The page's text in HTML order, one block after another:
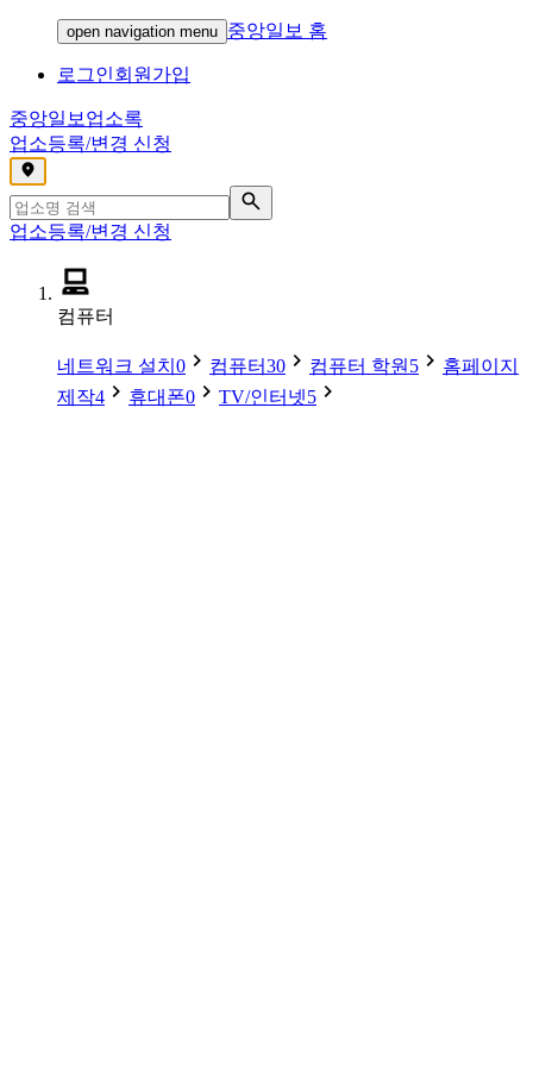
open navigation menu 중앙일보 홈
로그인회원가입
중앙일보 업소록
업소등록/변경 신청
,
업소등록/변경 신청
컴퓨터
네트워크 설치 0 컴퓨터30 컴퓨터 학원 5
홈페이지
제작4 휴대폰0 TV/인터넷5